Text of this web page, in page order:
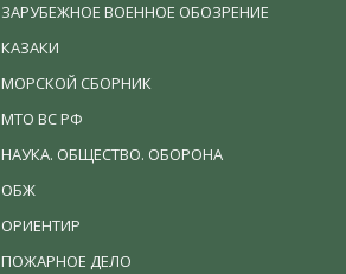
ЗАРУБЕЖНОЕ ВОЕННОЕ ОБОЗРЕНИЕ
КАЗАКИ
МОРСКОЙ СБОРНИК
МТО ВС РФ
НАУКА. ОБЩЕСТВО. ОБОРОНА
ОБЖ
ОРИЕНТИР
ПОЖАРНОЕ ДЕЛО